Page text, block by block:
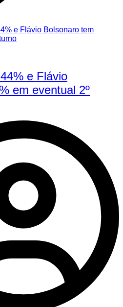
e Flávio
em eventual 2º